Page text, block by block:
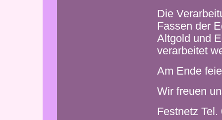
Die
Fassen der
Altgold und
verarbeitet
Am Ende
Wir freuen
Festnetz